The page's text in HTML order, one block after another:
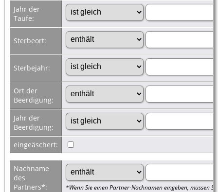
Jahr der
Taufe:
Sterbeort:
Sterbejahr:
Ort der
Beerdigung:
Jahr der
Beerdigung:
eingeäschert:
Nachname
des
Partners*:
*Wenn Sie einen Partner-Nachnamen eingeben, müssen